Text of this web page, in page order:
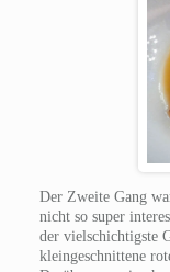
Der Zweite Gang
nicht so super
der vielschichtigste
kleingeschnittene